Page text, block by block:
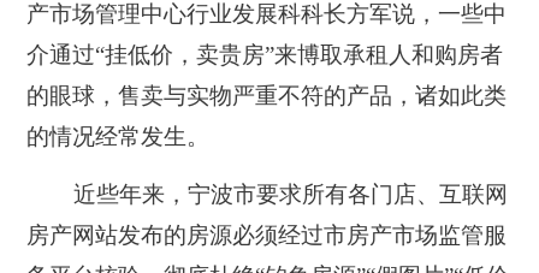
产市场管理中心行业发展科科长方军说，一些中
介通过“挂低价，卖贵房”来博取承租人和购房者
的眼球，售卖与实物严重不符的产品，诸如此类
的情况经常发生。
近些年来，宁波市要求所有各门店、互联网
房产网站发布的房源必须经过市房产市场监管服